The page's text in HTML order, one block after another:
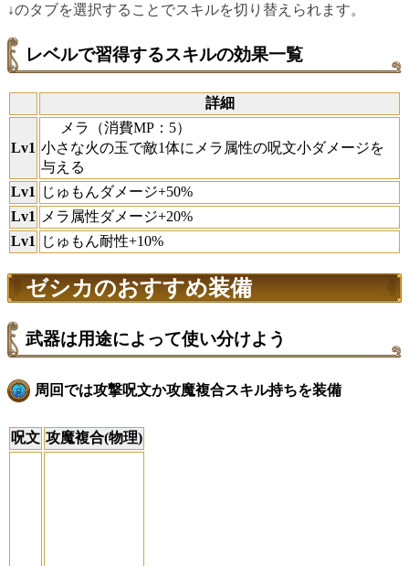
↓のタブを選択することでスキルを切り替えられます。
レベルで習得するスキルの効果一覧
詳細
Lv1
メラ
（消費MP：5）
小さな火の玉で敵1体にメラ属性の呪文小ダメージを
与える
Lv1
じゅもんダメージ+50%
Lv1
メラ属性ダメージ+20%
Lv1
じゅもん耐性+10%
ゼシカのおすすめ装備
武器は用途によって使い分けよう
周回では攻撃呪文か攻魔複合スキル持ちを装備
呪文 攻魔複合(物理)